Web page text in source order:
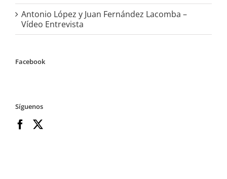
Antonio López y Juan Fernández Lacomba –
Vídeo Entrevista
Facebook
Síguenos